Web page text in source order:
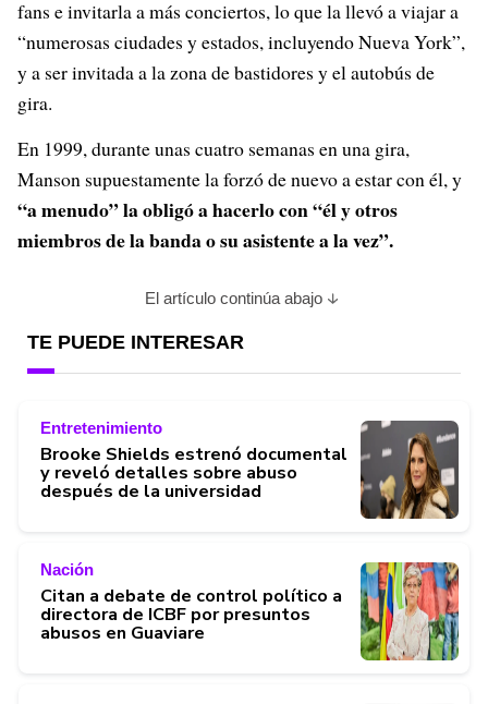
fans e invitarla a más conciertos, lo que la llevó a viajar a
“numerosas ciudades y estados, incluyendo Nueva York”,
y a ser invitada a la zona de bastidores y el autobús de
gira.
En 1999, durante unas cuatro semanas en una gira,
Manson supuestamente la forzó de nuevo a estar con él, y
“a menudo” la obligó a hacerlo con “él y otros
miembros de la banda o su asistente a la vez”.
El artículo continúa abajo
TE PUEDE INTERESAR
Entretenimiento
Brooke Shields estrenó documental
y reveló detalles sobre abuso
después de la universidad
Nación
Citan a debate de control político a
directora de ICBF por presuntos
abusos en Guaviare